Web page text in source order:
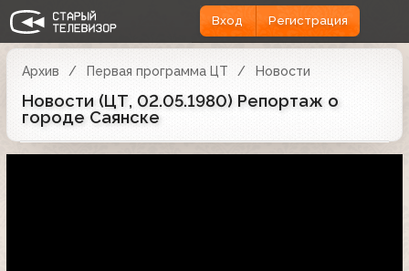
Вход Регистрация
Архив Первая программа ЦТ Новости
Новости (ЦТ, 02.05.1980) Репортаж о
городе Саянске